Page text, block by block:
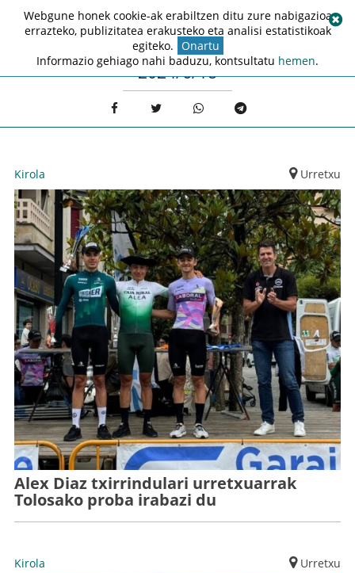
2024/6/18
Kirola Urretxu
Alex Diaz txirrindulari urretxuarrak
Tolosako proba irabazi du
Kirola Urretxu
Webgune honek cookie-ak erabiltzen ditu zure nabigazioa
errazteko, publizitatea erakusteko eta analisi estatistikoak
egiteko. Onartu
Informazio gehiago nahi baduzu, kontsultatu hemen.